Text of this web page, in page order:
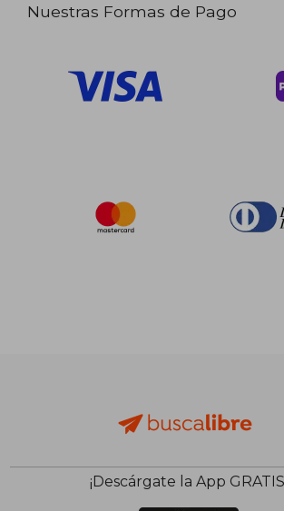
Nuestras Formas de Pago
¡Descárgate la App